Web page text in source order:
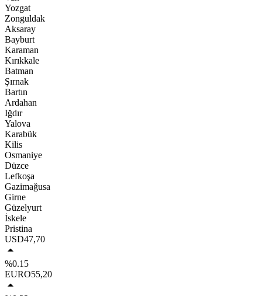
Yozgat
Zonguldak
Aksaray
Bayburt
Karaman
Kırıkkale
Batman
Şırnak
Bartın
Ardahan
Iğdır
Yalova
Karabük
Kilis
Osmaniye
Düzce
Lefkoşa
Gazimağusa
Girne
Güzelyurt
İskele
Pristina
USD47,70
%0.15
EURO55,20